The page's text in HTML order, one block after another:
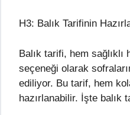
H3: Balık Tarifinin
Balık tarifi, hem
seçeneği olarak
ediliyor. Bu tarif, hem
hazırlanabilir. İşte balık